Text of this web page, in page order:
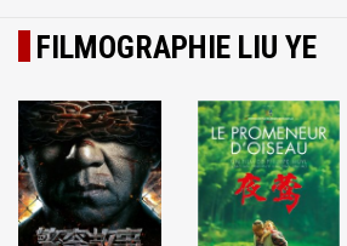
FILMOGRAPHIE LIU YE